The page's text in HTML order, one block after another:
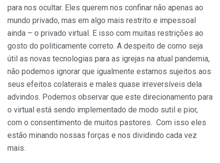
para nos ocultar. Eles querem nos confinar não apenas ao
mundo privado, mas em algo mais restrito e impessoal
ainda – o privado virtual. E isso com muitas restrições ao
gosto do politicamente correto. A despeito de como seja
útil as novas tecnologias para as igrejas na atual pandemia,
não podemos ignorar que igualmente estamos sujeitos aos
seus efeitos colaterais e males quase irreversíveis dela
advindos. Podemos observar que este direcionamento para
o virtual está sendo implementado de modo sutil e pior,
com o consentimento de muitos pastores. Com isso eles
estão minando nossas forças e nos dividindo cada vez
mais.